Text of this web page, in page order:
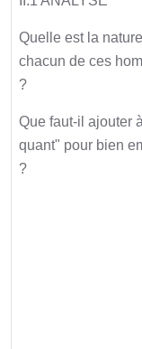
Quelle est la
chacun de ces
?
Que faut-il ajouter
quant" pour bien
?